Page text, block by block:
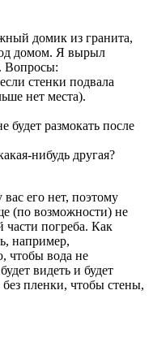
домик из гранита,
домом. Я вырыл
Вопросы:
стенки подвала
нет места).
будет размокать после
нибудь другая?
его нет, поэтому
(по возможности) не
погреба. Как
например,
чтобы вода не
видеть и будет
пленки, чтобы стены,